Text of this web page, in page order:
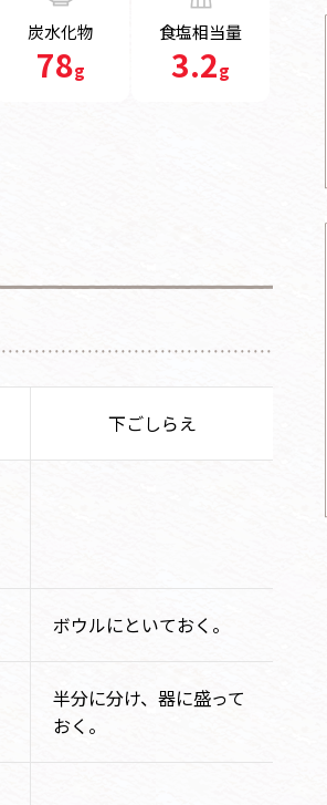
炭水化物
78g
食塩相当量
3.2g
下ごしらえ
ボウルにといておく。
半分に分け、器に盛って
おく。